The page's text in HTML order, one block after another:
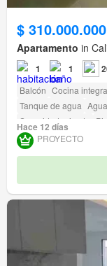
$ 310.000.000
Apartamento in
1 1
Balcón Cocina
Tanque de agua Agua
Seguridad privada
Caseta de vigilancia
Hace 12 días
PROYECTO